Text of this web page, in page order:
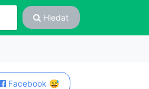
Hledat
Facebook 😅